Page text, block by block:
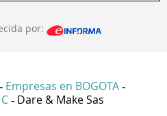
por:
- Empresas en BOGOTA -
- Dare & Make Sas